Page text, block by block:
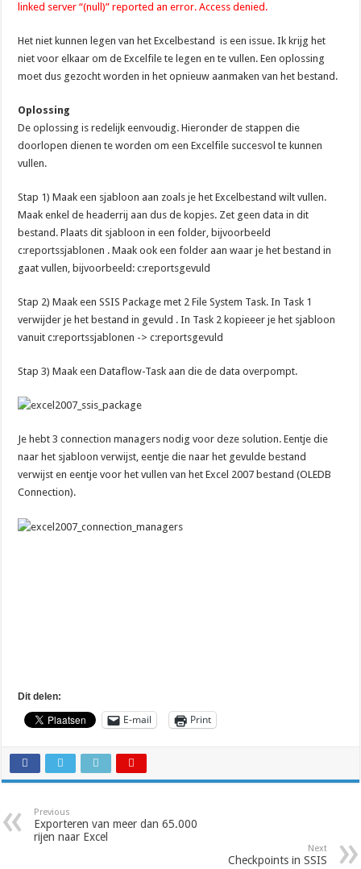
linked server “(null)” reported an error. Access denied.
Het niet kunnen legen van het Excelbestand is een issue. Ik krijg het
niet voor elkaar om de Excelfile te legen en te vullen. Een oplossing
moet dus gezocht worden in het opnieuw aanmaken van het bestand.
Oplossing
De oplossing is redelijk eenvoudig. Hieronder de stappen die
doorlopen dienen te worden om een Excelfile succesvol te kunnen
vullen.
Stap 1) Maak een sjabloon aan zoals je het Excelbestand wilt vullen.
Maak enkel de headerrij aan dus de kopjes. Zet geen data in dit
bestand. Plaats dit sjabloon in een folder, bijvoorbeeld
c:reportssjablonen . Maak ook een folder aan waar je het bestand in
gaat vullen, bijvoorbeeld: c:reportsgevuld
Stap 2) Maak een SSIS Package met 2 File System Task. In Task 1
verwijder je het bestand in gevuld . In Task 2 kopieeer je het sjabloon
vanuit c:reportssjablonen -> c:reportsgevuld
Stap 3) Maak een Dataflow-Task aan die de data overpompt.
Je hebt 3 connection managers nodig voor deze solution. Eentje die
naar het sjabloon verwijst, eentje die naar het gevulde bestand
verwijst en eentje voor het vullen van het Excel 2007 bestand (OLEDB
Connection).
Dit delen:
E-mail Print
Previous
Exporteren van meer dan 65.000
rijen naar Excel
Next
Checkpoints in SSIS